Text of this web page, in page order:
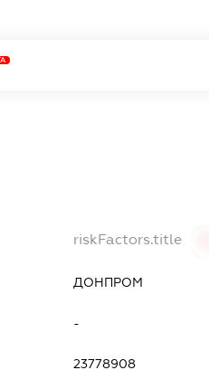
riskFactors.title
ДОНПРОМ
-
23778908